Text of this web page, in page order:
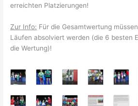
erreichten Platzierungen!
Zur Info: Für die Gesamtwertung
Läufen absolviert werden (die 6 besten
die Wertung)!